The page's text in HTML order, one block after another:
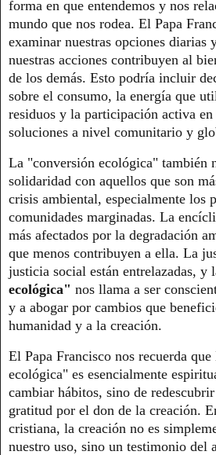
forma en que entendemos y nos
mundo que nos rodea. El Papa
examinar nuestras opciones diarias
nuestras acciones contribuyen al
de los demás. Esto podría incluir
sobre el consumo, la energía que
residuos y la participación activa en
soluciones a nivel comunitario y
La "conversión ecológica" también
solidaridad con aquellos que son
crisis ambiental, especialmente los
comunidades marginadas. La
más afectados por la degradación
que menos contribuyen a ella. La
justicia social están entrelazadas, y
ecológica" nos llama a ser
y a abogar por cambios que
humanidad y a la creación.
El Papa Francisco nos recuerda
ecológica" es esencialmente
cambiar hábitos, sino de
gratitud por el don de la creación.
cristiana, la creación no es
nuestro uso, sino un testimonio del